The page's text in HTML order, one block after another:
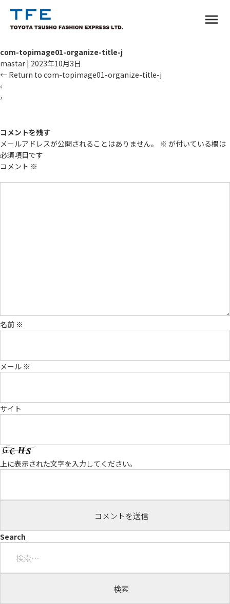
menu
com-topimage01-organize-title-j
mastar | 2023年10月3日
← Return to com-topimage01-organize-title-j
‹
›
コメントを残す
メールアドレスが公開されることはありません。
※ が付いている欄は
必須項目です
コメント ※
名前 ※
メール ※
サイト
上に表示された文字を入力してください。
Search